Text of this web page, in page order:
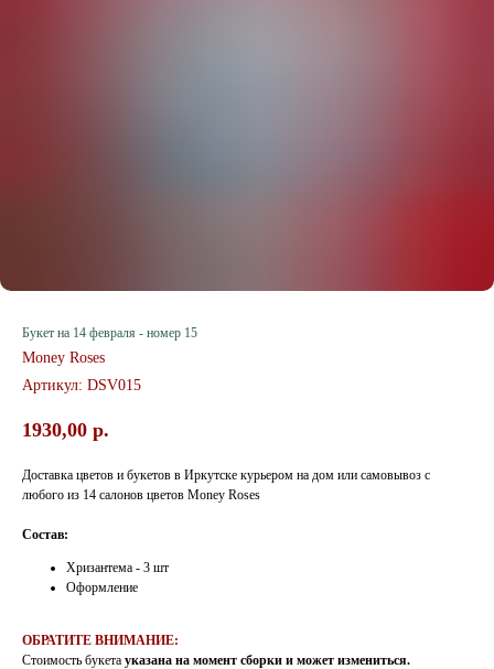
Букет на 14 февраля - номер 15
Money Roses
Артикул: DSV015
1930,00 р.
Доставка цветов и букетов в Иркутске курьером на дом или самовывоз с
любого из 14 салонов цветов Money Roses
Состав:
Хризантема - 3 шт
Оформление
ОБРАТИТЕ ВНИМАНИЕ:
Стоимость букета указана на момент сборки и может измениться.